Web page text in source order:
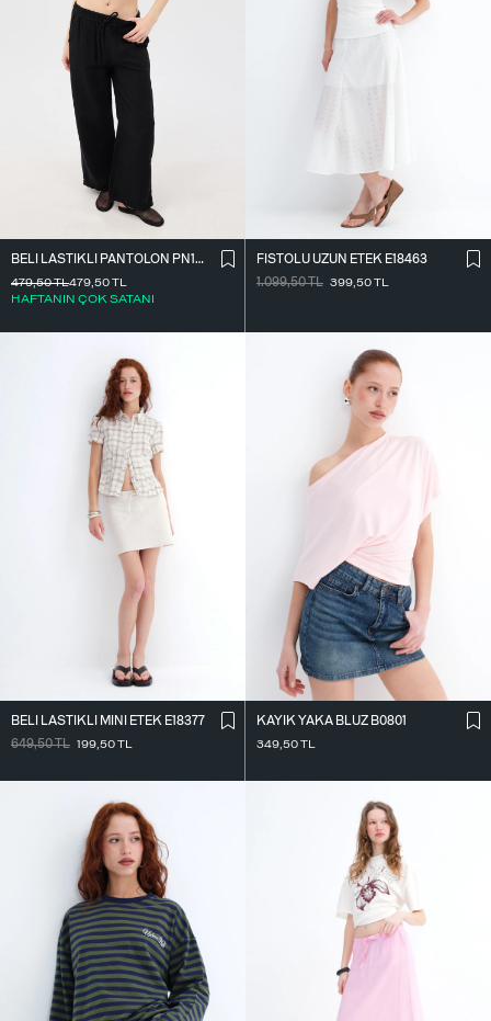
BELI LASTIKLI PANTOLON PN13473-J8
479,50TL
HAFTANIN ÇOK SATANI
479,50TL
FISTOLU UZUN ETEK E18463
1.099,50TL 399,50TL
BELI LASTIKLI MINI ETEK E18377
649,50TL 199,50TL
KAYIK YAKA BLUZ B0801
349,50TL